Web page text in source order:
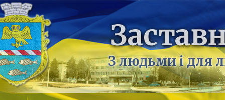
З людьми і для